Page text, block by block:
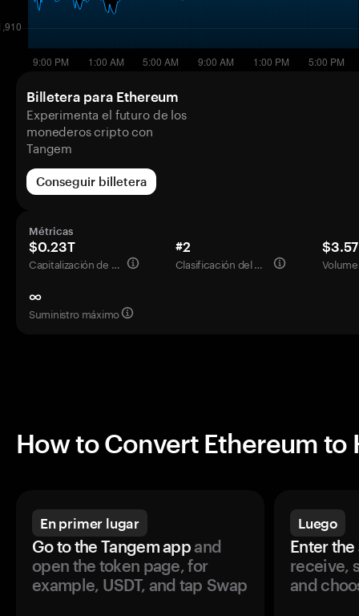
Billetera para Ethereum
Experimenta el futuro de los
monederos cripto con
Tangem
Conseguir billetera
Métricas
$0.23T
Capitalización de mercado
#2
Clasificación del mercado
∞
Suministro máximo
How to Convert Ethereum
En primer lugar
Go to the Tangem appand
open the token page, for
example, USDT, and tap Swap
Luego
Enter the
receive,
and